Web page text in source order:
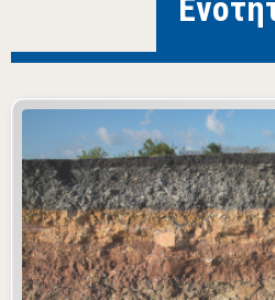
Το έδαφος και το υπέδαφος
για τη ζωή και το
αποτελείται από ανόργανα
αέρα), νεκρή οργανική ύλη
Αντίστοιχα, το υπέδαφος
πετρώματα που δεν έχουν
και από ορυκτά που έχουν
σύσταση.